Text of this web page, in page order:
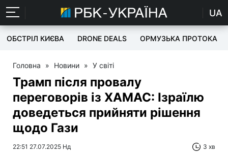
UA
ОБСТРІЛ КИЄВА DRONE DEALS ОРМУЗЬКА ПРОТОКА
Головна » Новини » У світі
Трамп після провалу
переговорів із ХАМАС: Ізраїлю
доведеться прийняти рішення
щодо Гази
22:51 27.07.2025 Нд 3 хв